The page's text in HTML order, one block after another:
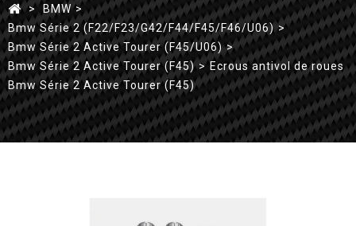
> BMW >
Bmw Série 2 (F22/F23/G42/F44/F45/F46/U06) >
Bmw Série 2 Active Tourer (F45/U06) >
Bmw Série 2 Active Tourer (F45) > Ecrous antivol de roues
Bmw Série 2 Active Tourer (F45)